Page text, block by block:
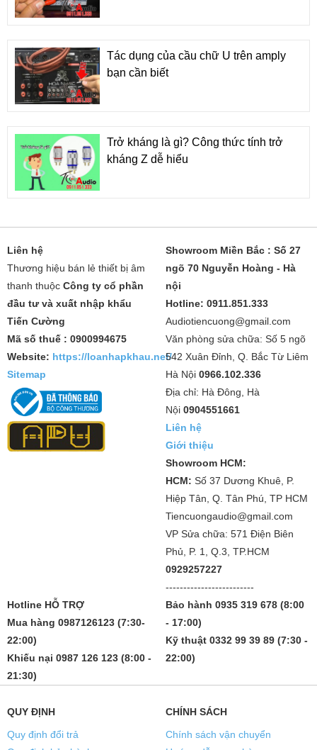
Tác dụng của cầu chữ U trên amply
bạn cần biết
Trở kháng là gì? Công thức tính trở
kháng Z dễ hiểu
Liên hệ
Thương hiệu bán lẻ thiết bị âm
thanh thuộc Công ty cổ phần
đầu tư và xuất nhập khẩu
Tiến Cường
Mã số thuế : 0900994675
Website: https://loanhapkhau.net/
Sitemap
Showroom Miền Bắc : Số 27
ngõ 70 Nguyễn Hoàng - Hà
nội
Hotline: 0911.851.333
Audiotiencuong@gmail.com
Văn phòng sửa chữa: Số 5 ngõ
542 Xuân Đỉnh, Q. Bắc Từ Liêm
Hà Nội 0966.102.336
Địa chỉ: Hà Đông, Hà
Nội 0904551661
Liên hệ
Giới thiệu
Showroom HCM:
HCM: Số 37 Dương Khuê, P.
Hiệp Tân, Q. Tân Phú, TP HCM
Tiencuongaudio@gmail.com
VP Sửa chữa: 571 Điện Biên
Phủ, P. 1, Q.3, TP.HCM
0929257227
-------------------------
Hotline HỖ TRỢ
Mua hàng 0987126123 (7:30-
22:00)
Khiếu nại 0987 126 123 (8:00 -
21:30)
Bảo hành 0935 319 678 (8:00
- 17:00)
Kỹ thuật 0332 99 39 89 (7:30 -
22:00)
QUY ĐỊNH
Quy định đổi trả
CHÍNH SÁCH
Chính sách vận chuyển